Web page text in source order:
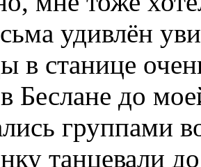
удивлён
в станице
Беслане до
группами
танцевали